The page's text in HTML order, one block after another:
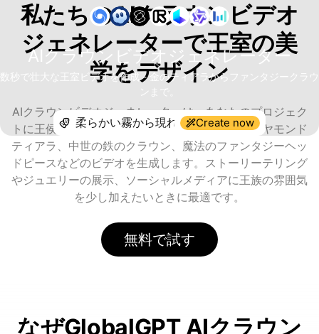
AIクラウンビデオジェネレーター
数秒で壮大な王室ビデオを作成 - 金のティアラからファンタジークラウ
ンまで。
Create now
私たちのAIクラウンビデオ
ジェネレーターで王室の美
学をデザイン
AIクラウンビデオジェネレーターは、あなたのプロジェク
トに王侯貴族の優雅さをもたらします。輝くダイヤモンド
ティアラ、中世の鉄のクラウン、魔法のファンタジーヘッ
ドピースなどのビデオを生成します。ストーリーテリング
やジュエリーの展示、ソーシャルメディアに王族の雰囲気
を少し加えたいときに最適です。
無料で試す
なぜGlobalGPT AIクラウン